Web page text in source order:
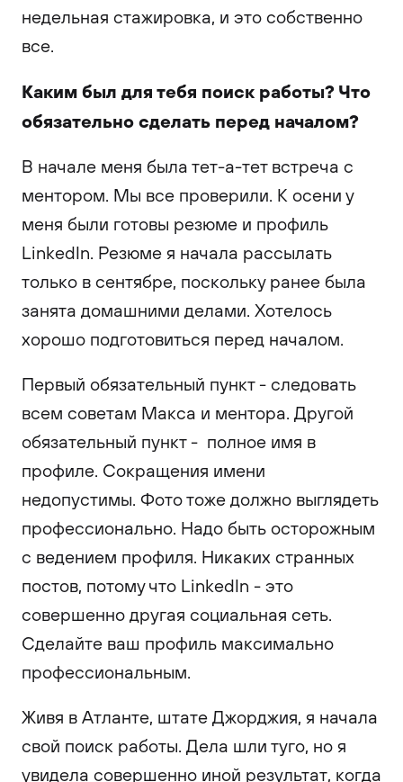
недельная стажировка, и это собственно
все.
Каким был для тебя поиск работы? Что
обязательно сделать перед началом?
В начале меня была тет-а-тет встреча с
ментором. Мы все проверили. К осени у
меня были готовы резюме и профиль
LinkedIn. Резюме я начала рассылать
только в сентябре, поскольку ранее была
занята домашними делами. Хотелось
хорошо подготовиться перед началом.
Первый обязательный пункт - следовать
всем советам Макса и ментора. Другой
обязательный пункт - полное имя в
профиле. Сокращения имени
недопустимы. Фото тоже должно выглядеть
профессионально. Надо быть осторожным
с ведением профиля. Никаких странных
постов, потому что LinkedIn - это
совершенно другая социальная сеть.
Сделайте ваш профиль максимально
профессиональным.
Живя в Атланте, штате Джорджия, я начала
свой поиск работы. Дела шли туго, но я
увидела совершенно иной результат, когда